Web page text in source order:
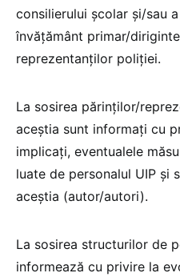
consilierului școlar și/sau
învățământ primar/
reprezentanților poliției.
La sosirea părinților/
aceștia sunt informați cu
implicați, eventualele
luate de personalul UIP și
aceștia (autor/autori).
La sosirea structurilor de
informează cu privire la